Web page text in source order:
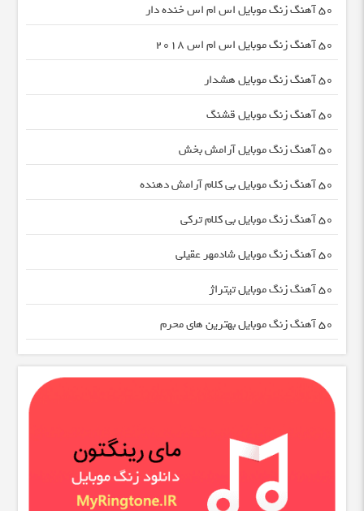
50 آهنگ زنگ موبایل اس ام اس خنده دار
50 آهنگ زنگ موبایل اس ام اس 2018
50 آهنگ زنگ موبایل هشدار
50 آهنگ زنگ موبایل قشنگ
50 آهنگ زنگ موبایل آرامش بخش
50 آهنگ زنگ موبایل بی کلام آرامش دهنده
50 آهنگ زنگ موبایل بی کلام ترکی
50 آهنگ زنگ موبایل شادمهر عقیلی
50 آهنگ زنگ موبایل تیتراژ
50 آهنگ زنگ موبایل بهترین های محرم